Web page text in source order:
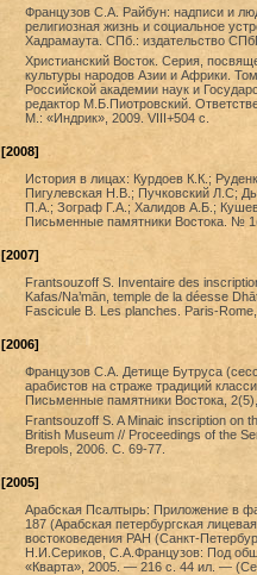
Французов С.А. Райбун: надписи и
религиозная жизнь и социальное
Хадрамаута. СПб.: издательство
Христианский Восток. Серия,
культуры народов Азии и Африки.
Российской академии наук и
редактор М.Б.Пиотровский.
М.: «Индрик», 2009. VIII+504 с.
[2008]
История в лицах: Курдоев К.К.;
Пигулевская Н.В.; Пучковский Л.С;
П.А.; Зограф Г.А.; Халидов А.Б.;
Письменные памятники Востока. №
[2007]
Frantsouzoff S. Inventaire des
Kafas/Na’mān, temple de la déesse
Fascicule B. Les planches. Paris-Rome,
[2006]
Французов С.А. Детище Бутруса
арабистов на страже традиций
Письменные памятники Востока,
Frantsouzoff S. A Minaic inscription on
British Museum // Proceedings of the
Brepols, 2006. С. 69-77.
[2005]
Арабская Псалтырь: Приложение в
187 (Арабская петербургская
востоковедения РАН (Санкт-
Н.И.Сериков, С.А.Французов: Под
«Кварта», 2005. — 216 с. 44 ил. —